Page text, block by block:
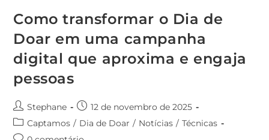
Como transformar o Dia de
Doar em uma campanha
digital que aproxima e engaja
pessoas
Stephane
12 de novembro de 2025
Captamos / Dia de Doar / Notícias / Técnicas